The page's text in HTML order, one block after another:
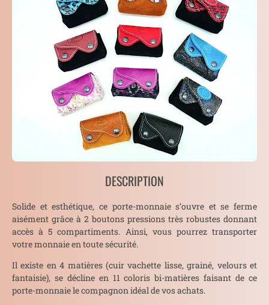
DESCRIPTION
Solide et esthétique, ce porte-monnaie s’ouvre et se ferme
aisément grâce à 2 boutons pressions très robustes donnant
accès à 5 compartiments. Ainsi, vous pourrez transporter
votre monnaie en toute sécurité.
Il existe en 4 matières (cuir vachette lisse, grainé, velours et
fantaisie), se décline en 11 coloris bi-matières faisant de ce
porte-monnaie le compagnon idéal de vos achats.